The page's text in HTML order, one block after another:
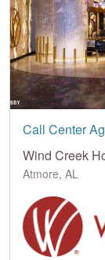
Call Center
Wind Creek
Atmore, AL